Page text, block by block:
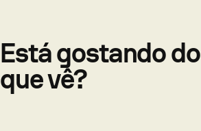
Está gostando do
que vê?